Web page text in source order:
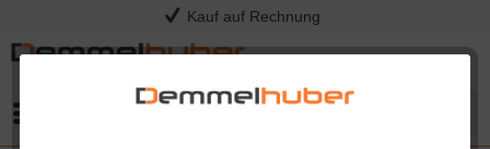
Kauf auf Rechnung